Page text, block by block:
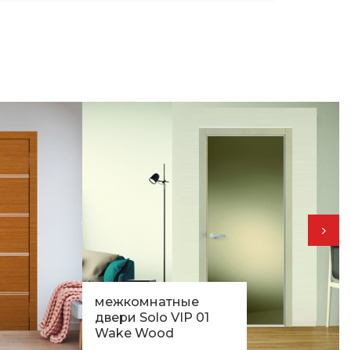
межкомнатные
двери Solo VIP 01
Wake Wood